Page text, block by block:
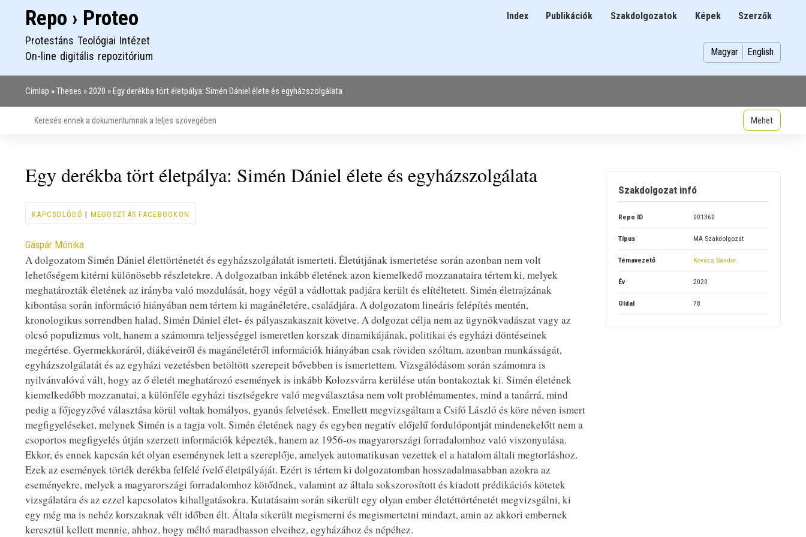
MainIndex Publikációk Szakdolgozatok Képek Szerzők
Repo › Proteo
Protestáns Teológiai Intézet
On-line digitális repozitórium
Magyar English
Címlap Theses 2020 Egy derékba tört életpálya: Simén Dániel élete és egyházszolgálata
Egy derékba tört életpálya: Simén Dániel élete és egyházszolgálata
KAPCSOLÓDÓ | MEGOSZTÁS FACEBOOKON
Contributor
Gáspár Mónika
A dolgozatom Simén Dániel élettörténetét és egyházszolgálatát ismerteti. Életútjának ismertetése során azonban nem volt
lehetőségem kitérni különösebb részletekre. A dolgozatban inkább életének azon kiemelkedő mozzanataira tértem ki, melyek
meghatározták életének az irányba való mozdulását, hogy végül a vádlottak padjára került és elítéltetett. Simén életrajzának
kibontása során információ hiányában nem tértem ki magánéletére, családjára. A dolgozatom lineáris felépítés mentén,
kronologikus sorrendben halad, Simén Dániel élet- és pályaszakaszait követve. A dolgozat célja nem az ügynökvadászat vagy az
olcsó populizmus volt, hanem a számomra teljességgel ismeretlen korszak dinamikájának, politikai és egyházi döntéseinek
megértése. Gyermekkoráról, diákéveiről és magánéletéről információk hiányában csak röviden szóltam, azonban munkásságát,
egyházszolgálatát és az egyházi vezetésben betöltött szerepeit bővebben is ismertettem. Vizsgálódásom során számomra is
nyilvánvalóvá vált, hogy az ő életét meghatározó események is inkább Kolozsvárra kerülése után bontakoztak ki. Simén életének
kiemelkedőbb mozzanatai, a különféle egyházi tisztségekre való megválasztása nem volt problémamentes, mind a tanárrá, mind
pedig a főjegyzővé választása körül voltak homályos, gyanús felvetések. Emellett megvizsgáltam a Csifó László és köre néven ismert
megfigyeléseket, melynek Simén is a tagja volt. Simén életének nagy és egyben negatív előjelű fordulópontját mindenekelőtt nem a
csoportos megfigyelés útján szerzett információk képezték, hanem az 1956-os magyarországi forradalomhoz való viszonyulása.
Ekkor, és ennek kapcsán két olyan eseménynek lett a szereplője, amelyek automatikusan vezettek el a hatalom általi megtorláshoz.
Ezek az események törték derékba felfelé ívelő életpályáját. Ezért is tértem ki dolgozatomban hosszadalmasabban azokra az
eseményekre, melyek a magyarországi forradalomhoz kötődnek, valamint az általa sokszorosított és kiadott prédikációs kötetek
vizsgálatára és az ezzel kapcsolatos kihallgatásokra. Kutatásaim során sikerült egy olyan ember életéttörténetét megvizsgálni, ki
egy még ma is nehéz korszaknak vélt időben élt. Általa sikerült megismerni és megismertetni mindazt, amin az akkori embernek
keresztül kellett mennie, ahhoz, hogy méltó maradhasson elveihez, egyházához és népéhez.
Szakdolgozat infó
Repo ID 001360
Típus MA Szakdolgozat
Témavezető Kovács Sándor
Év 2020
Oldal 78